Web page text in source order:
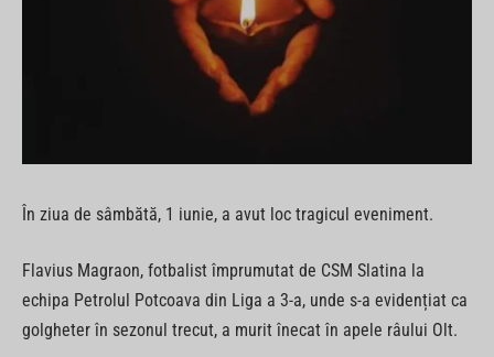
În ziua de sâmbătă, 1 iunie, a avut loc tragicul eveniment.
Flavius Magraon, fotbalist împrumutat de CSM Slatina la
echipa Petrolul Potcoava din Liga a 3-a, unde s-a evidențiat ca
golgheter în sezonul trecut, a murit înecat în apele râului Olt.